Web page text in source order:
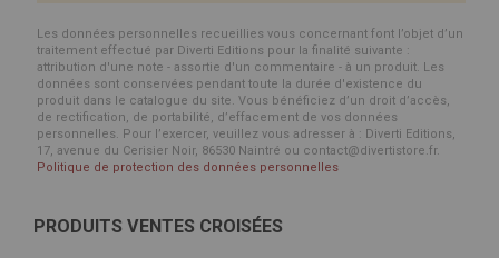
Les données personnelles recueillies vous concernant font l’objet d’un
traitement effectué par Diverti Editions pour la finalité suivante :
attribution d'une note - assortie d'un commentaire - à un produit. Les
données sont conservées pendant toute la durée d'existence du
produit dans le catalogue du site. Vous bénéficiez d’un droit d’accès,
de rectification, de portabilité, d’effacement de vos données
personnelles. Pour l’exercer, veuillez vous adresser à : Diverti Editions,
17, avenue du Cerisier Noir, 86530 Naintré ou contact@divertistore.fr.
Politique de protection des données personnelles
PRODUITS VENTES CROISÉES